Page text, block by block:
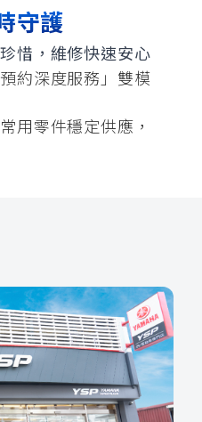
MT-
150
守護
惜，維修快速安心
約深度服務」雙模
用零件穩定供應，